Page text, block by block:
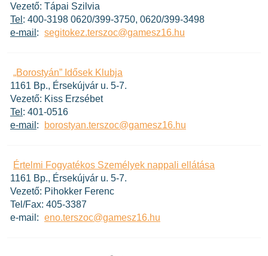
Vezető: Tápai Szilvia
Tel : 400-3198 0620/399-3750, 0620/399-3498
e-mail : segitokez.terszoc@gamesz16.hu
„Borostyán” Idősek Klubja
1161 Bp., Érsekújvár u. 5-7.
Vezető: Kiss Erzsébet
Tel : 401-0516
e-mail : borostyan.terszoc@gamesz16.hu
Értelmi Fogyatékos Személyek nappali ellátása
1161 Bp., Érsekújvár u. 5-7.
Vezető: Pihokker Ferenc
Tel/Fax: 405-3387
e-mail: eno.terszoc@gamesz16.hu